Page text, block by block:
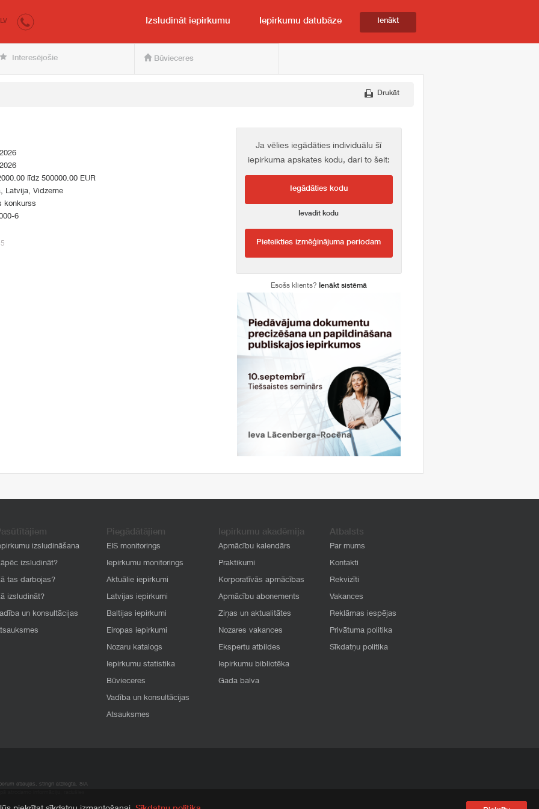
pircējam un pārdevējam
LV Izsludināt iepirkumu Iepirkumu datubāze Ienākt
Interesējošie Būvieceres
Drukāt
līdz 500000.00 EUR
Latvija, Vidzeme
konkurss
6
Ja vēlies iegādāties individuālu šī
iepirkuma apskates kodu, dari to šeit:
Iegādāties kodu
Ievadīt kodu
Pieteikties izmēģinājuma periodam
Esošs klients? Ienākt sistēmā
izsludināšana
izsludināt?
tas darbojas?
izsludināt?
un konsultācijas
Piegādātājiem
EIS monitorings
Iepirkumu monitorings
Aktuālie iepirkumi
Latvijas iepirkumi
Baltijas iepirkumi
Eiropas iepirkumi
Nozaru katalogs
Iepirkumu statistika
Būvieceres
Vadība un konsultācijas
Atsauksmes
Iepirkumu akadēmija
Apmācību kalendārs
Praktikumi
Korporatīvās apmācības
Apmācību abonements
Ziņas un aktualitātes
Nozares vakances
Ekspertu atbildes
Iepirkumu bibliotēka
Gada balva
Atbalsts
Par mums
Kontakti
Rekvizīti
Vakances
Reklāmas iespējas
Privātuma politika
Sīkdatņu politika
atļaujas, stingri aizliegta. SIA